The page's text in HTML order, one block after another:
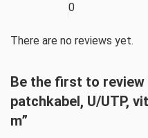
0
There are no reviews yet.
Be the first to review
patchkabel, U/UTP,
m”